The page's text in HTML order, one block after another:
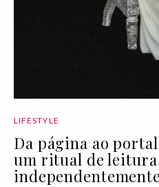
LIFESTYLE
Da página ao
um ritual de